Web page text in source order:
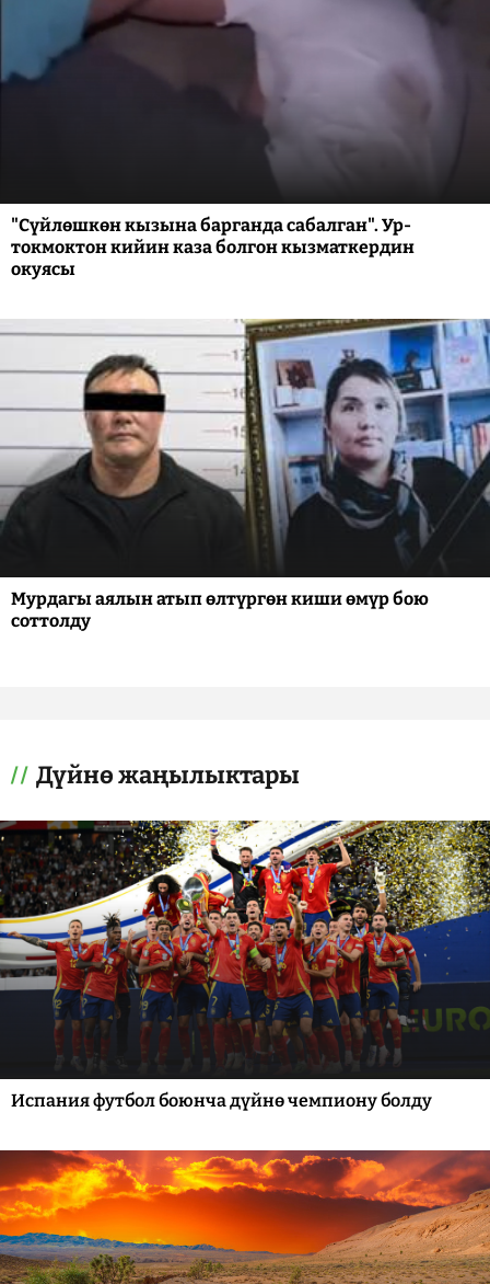
"Сүйлөшкөн кызына барганда сабалган". Ур-
токмоктон кийин каза болгон кызматкердин
окуясы
Мурдагы аялын атып өлтүргөн киши өмүр бою
соттолду
Дүйнө жаңылыктары
Испания футбол боюнча дүйнө чемпиону болду